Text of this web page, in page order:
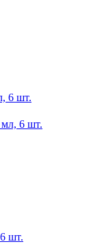
6 шт.
шт.